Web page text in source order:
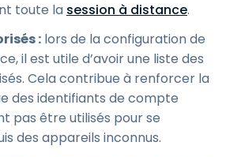
toute la session à distance.
: lors de la configuration de
il est utile d’avoir une liste des
Cela contribue à renforcer la
des identifiants de compte
pas être utilisés pour se
des appareils inconnus.